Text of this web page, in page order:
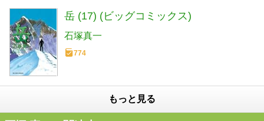
岳 (17) (ビッグコミックス)
石塚真一
774
もっと見る